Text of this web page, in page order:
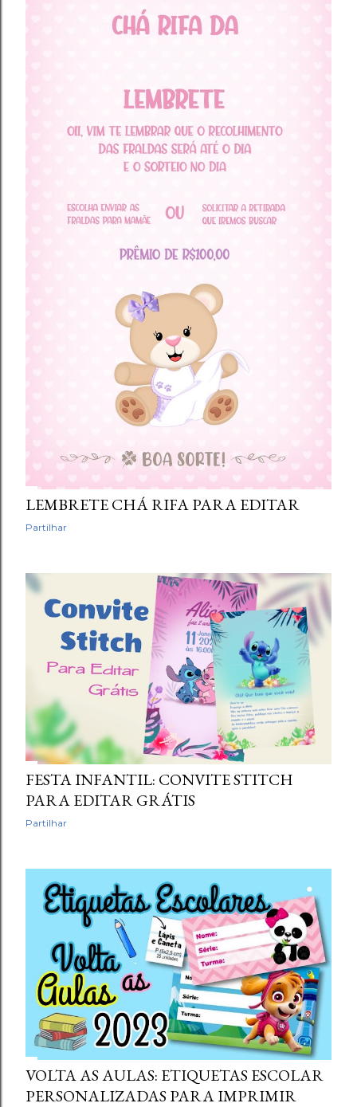
LEMBRETE CHÁ RIFA PARA EDITAR
Partilhar
FESTA INFANTIL: CONVITE STITCH
PARA EDITAR GRÁTIS
Partilhar
VOLTA AS AULAS: ETIQUETAS ESCOLAR
PERSONALIZADAS PARA IMPRIMIR